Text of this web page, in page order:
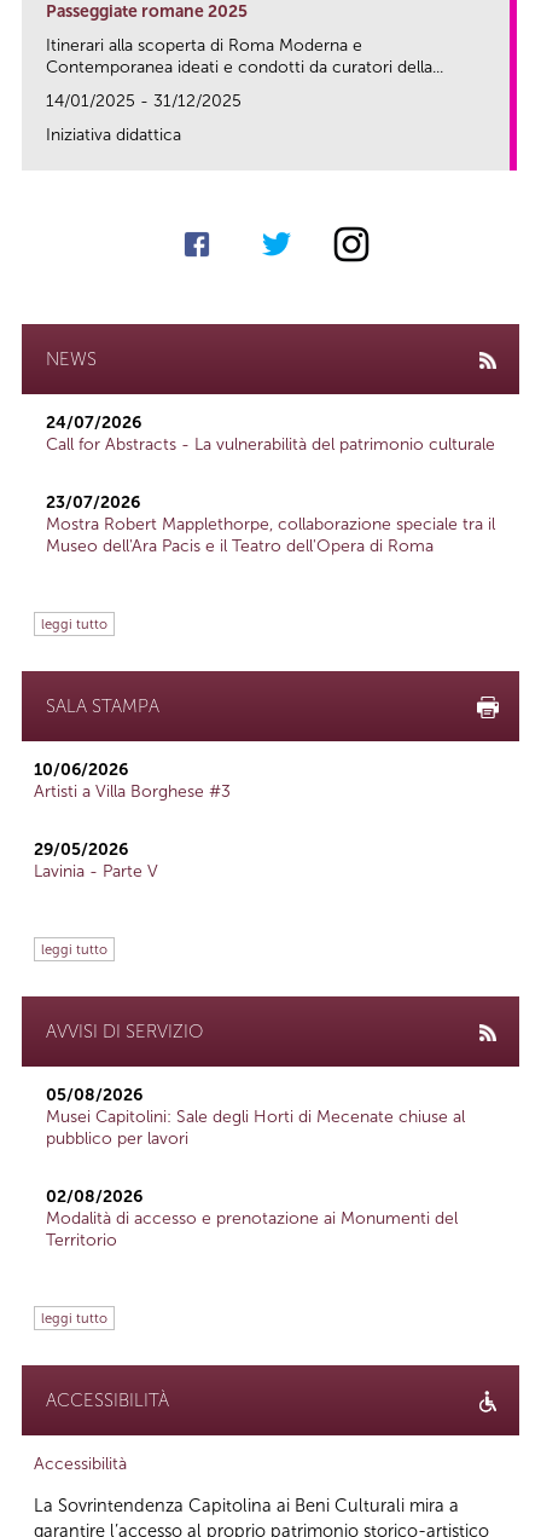
Passeggiate romane 2025
Itinerari alla scoperta di Roma Moderna e
Contemporanea ideati e condotti da curatori della...
14/01/2025 - 31/12/2025
Iniziativa didattica
NEWS
24/07/2026
Call for Abstracts - La vulnerabilità del patrimonio culturale
23/07/2026
Mostra Robert Mapplethorpe, collaborazione speciale tra il
Museo dell'Ara Pacis e il Teatro dell'Opera di Roma
leggi tutto
SALA STAMPA
10/06/2026
Artisti a Villa Borghese #3
29/05/2026
Lavinia - Parte V
leggi tutto
AVVISI DI SERVIZIO
05/08/2026
Musei Capitolini: Sale degli Horti di Mecenate chiuse al
pubblico per lavori
02/08/2026
Modalità di accesso e prenotazione ai Monumenti del
Territorio
leggi tutto
ACCESSIBILITÀ
Accessibilità
La Sovrintendenza Capitolina ai Beni Culturali mira a
garantire l’accesso al proprio patrimonio storico-artistico